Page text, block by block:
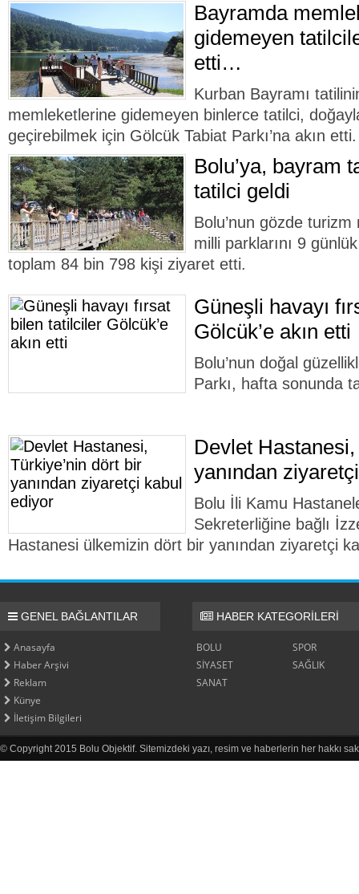
Bayramda
gidemeyen
etti…
Kurban Bayramı
memleketlerine gidemeyen binlerce tatilci,
geçirebilmek için Gölcük Tabiat Parkı’na akın etti.
Bolu’ya, bayram
tatilci geldi
Bolu’nun gözde
milli parklarını 9
toplam 84 bin 798 kişi ziyaret etti.
Güneşli havayı
Gölcük’e akın etti
Bolu’nun doğal
Parkı, hafta sonunda
Devlet
yanından
Bolu İli Kamu
Sekreterliğine bağlı
Hastanesi ülkemizin dört bir yanından ziyaretçi
GENEL BAĞLANTILAR
Anasayfa
Haber Arşivi
Reklam
Künye
İletişim Bilgileri
HABER KATEGORİLERİ
BOLU
SPOR
SİYASET
SAĞLIK
SANAT
© Copyright 2015 Bolu Objektif. Sitemizdeki yazı, resim ve haberlerin her hakkı